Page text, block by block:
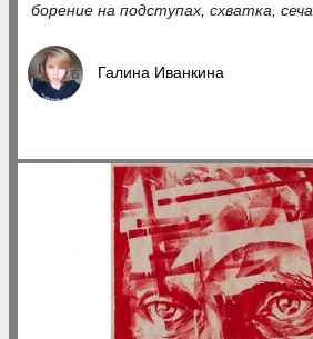
борение на подступах, схватка, сеча
Галина Иванкина